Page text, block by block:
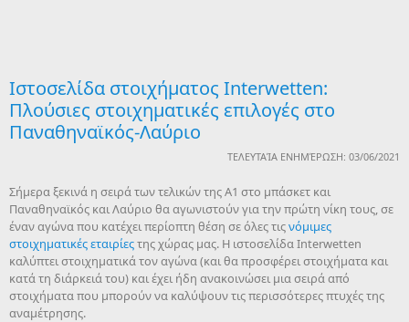
Ιστοσελίδα στοιχήματος Interwetten:
Πλούσιες στοιχηματικές επιλογές στο
Παναθηναϊκός-Λαύριο
ΤΕΛΕΥΤΑΊΑ ΕΝΗΜΈΡΩΣΗ: 03/06/2021
Σήμερα ξεκινά η σειρά των τελικών της Α1 στο μπάσκετ και
Παναθηναϊκός και Λαύριο θα αγωνιστούν για την πρώτη νίκη τους, σε
έναν αγώνα που κατέχει περίοπτη θέση σε όλες τιςνόμιμες
στοιχηματικές εταιρίεςτης χώρας μας. Η ιστοσελίδα Interwetten
καλύπτει στοιχηματικά τον αγώνα (και θα προσφέρει στοιχήματα και
κατά τη διάρκειά του) και έχει ήδη ανακοινώσει μια σειρά από
στοιχήματα που μπορούν να καλύψουν τις περισσότερες πτυχές της
αναμέτρησης.